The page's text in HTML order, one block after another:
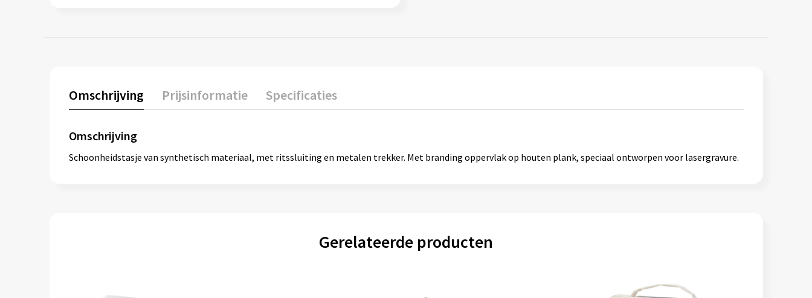
Omschrijving Prijsinformatie Specificaties
Omschrijving
Schoonheidstasje van synthetisch materiaal, met ritssluiting en metalen trekker. Met branding oppervlak op houten plank, speciaal ontworpen voor lasergravure.
Gerelateerde producten